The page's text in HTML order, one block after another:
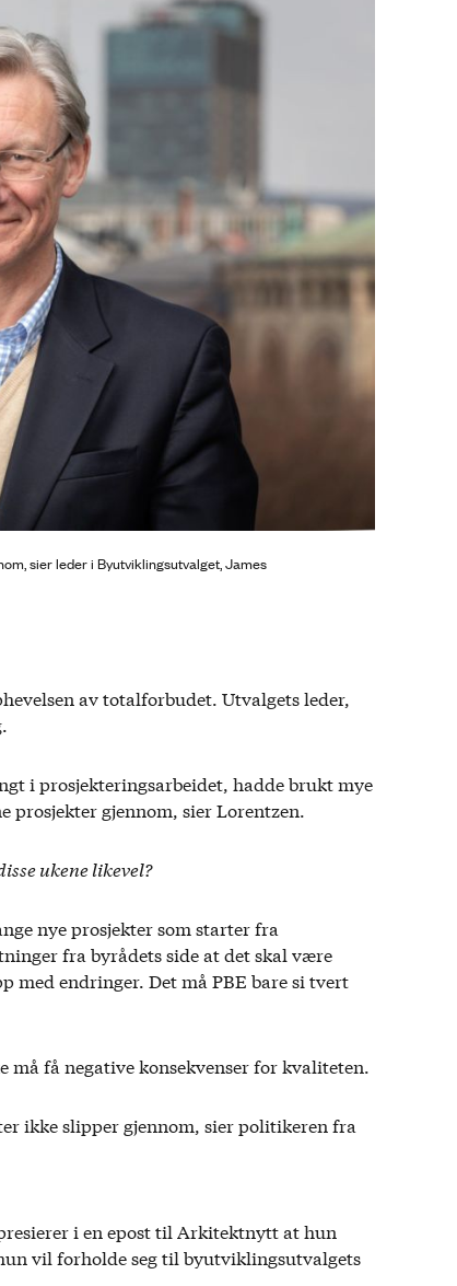
sier leder i Byutviklingsutvalget, James
av totalforbudet. Utvalgets leder,
i prosjekteringsarbeidet, hadde brukt mye
prosjekter gjennom, sier Lorentzen.
ukene likevel?
nye prosjekter som starter fra
fra byrådets side at det skal være
med endringer. Det må PBE bare si tvert
få negative konsekvenser for kvaliteten.
ikke slipper gjennom, sier politikeren fra
i en epost til Arkitektnytt at hun
vil forholde seg til byutviklingsutvalgets